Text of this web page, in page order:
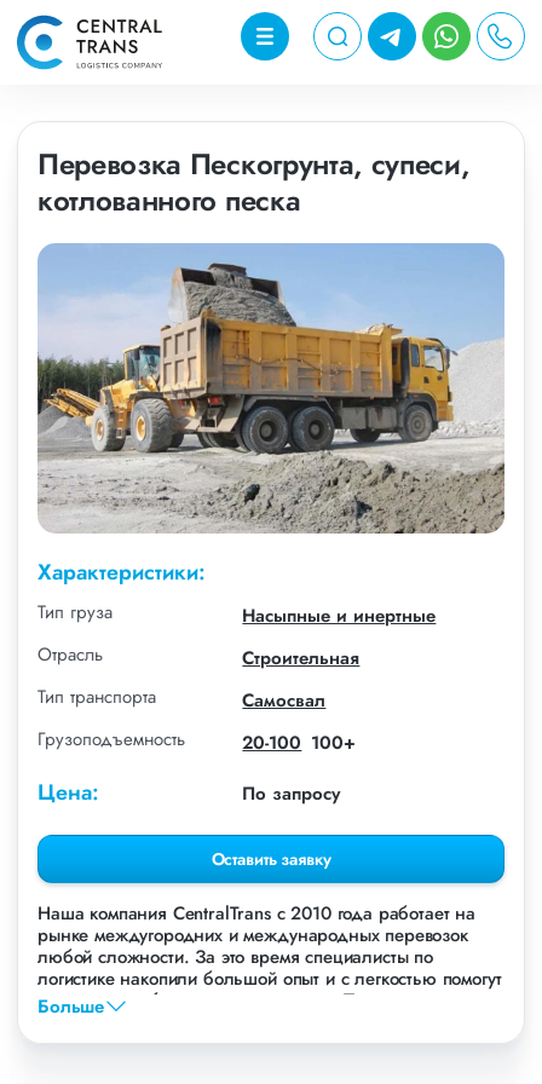
Перевозка Пескогрунта, супеси,
котлованного песка
Характеристики:
Тип груза
Насыпные и инертные
Отрасль
Строительная
Тип транспорта
Самосвал
Грузоподъемность
20-100 100+
Цена: По запросу
Оставить заявку
Наша компания СentralTrans с 2010 года работает на
рынке междугородних и международных перевозок
любой сложности. За это время специалисты по
логистике накопили большой опыт и с легкостью помогут
перевезти любые грузы, в том числе Пескогрунт, супесь,
котлованный песок.
Больше